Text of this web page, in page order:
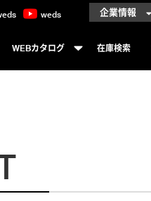
weds 企業情報
WEBカタログ 在庫検索